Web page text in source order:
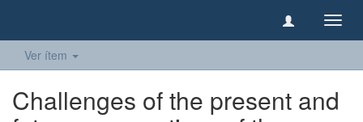
Ver ítem
Challenges of the present and